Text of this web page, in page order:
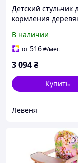
Детский стульчик
кормления
Teal
В наличии
от516₴/мес
3 094₴
Купить
Левеня